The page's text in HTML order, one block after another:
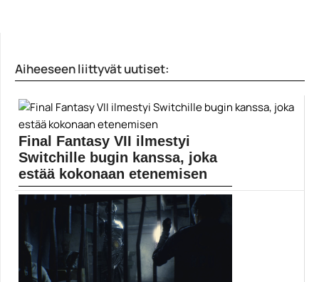
Aiheeseen liittyvät uutiset:
Final Fantasy VII ilmestyi
Switchille bugin kanssa, joka
estää kokonaan etenemisen
Klassikkopeli Final Fantasy VII:stä ei Nintendo
Switchillä ole...
Final Fantasy VII